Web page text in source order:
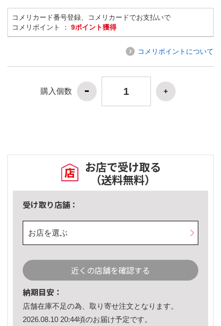
コメリカード番号登録、コメリカードでお支払いで
コメリポイント ： 9ポイント獲得
コメリポイントについて
購入個数
お店で受け取る
（送料無料）
受け取り店舗：
お店を選ぶ
近くの店舗を確認する
納期目安：
店舗在庫不足の為、取り寄せ注文となります。
2026.08.10 20:44頃のお届け予定です。